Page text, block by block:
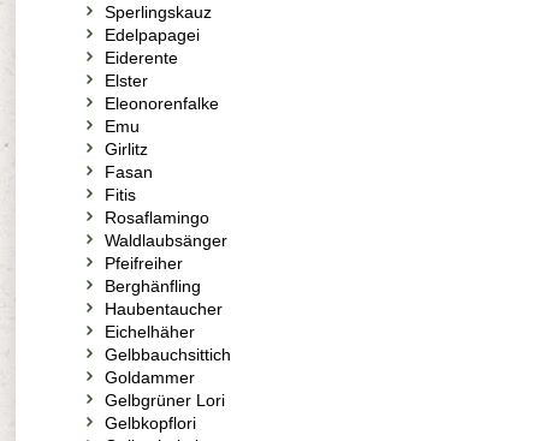
Sperlingskauz
Edelpapagei
Eiderente
Elster
Eleonorenfalke
Emu
Girlitz
Fasan
Fitis
Rosaflamingo
Waldlaubsänger
Pfeifreiher
Berghänfling
Haubentaucher
Eichelhäher
Gelbbauchsittich
Goldammer
Gelbgrüner Lori
Gelbkopflori